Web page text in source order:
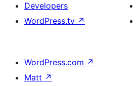
Developers
WordPress.tv ↗
WordPress.com ↗
Matt ↗